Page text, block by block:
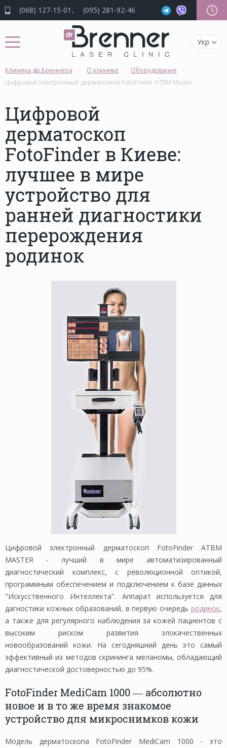
(068) 127-15-01 (095) 281-92-46
Укр
Клиника др.Бреннера О клинике
Оборудование
Цифровой электронный дерматоскоп FotoFinder ATBM Master
Цифровой
дерматоскоп
FotoFinder в Киеве:
лучшее в мире
устройство для
ранней диагностики
перерождения
родинок
Цифровой электронный дерматоскоп FotoFinder ATBM
MASTER - лучший в мире автоматизированный
диагностический комплекс, с революционной оптикой,
программным обеспечением и подключением к базе данных
"Искусственного Интеллекта". Аппарат используется для
дагностики кожных образований, в первую очередь родинок,
а также для регулярного наблюдения за кожей пациентов с
высоким риском развития злокачественных
новообразований кожи. На сегодняшний день это самый
эффективный из методов скрининга меланомы, обладающий
диагностической достоверностью до 95%.
FotoFinder MediCam 1000 — абсолютно
новое и в то же время знакомое
устройство для микроснимков кожи
Модель дерматоскопа FotoFinder MediCam 1000 - это